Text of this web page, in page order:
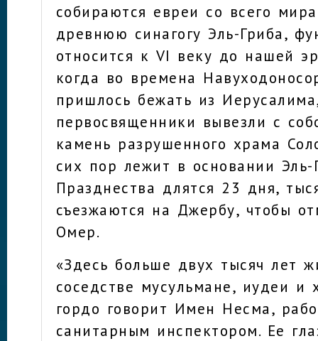
собираются евреи со всего
древнюю синагогу Эль-Гриба,
относится к VI веку до нашей
когда во времена
пришлось бежать из
первосвященники вывезли с
камень разрушенного храма
сих пор лежит в основании Эль-
Празднества длятся 23 дня,
съезжаются на Джербу, чтобы
Омер.
«Здесь больше двух тысяч лет
соседстве мусульмане, иудеи и
гордо говорит Имен Несма,
санитарным инспектором. Ее